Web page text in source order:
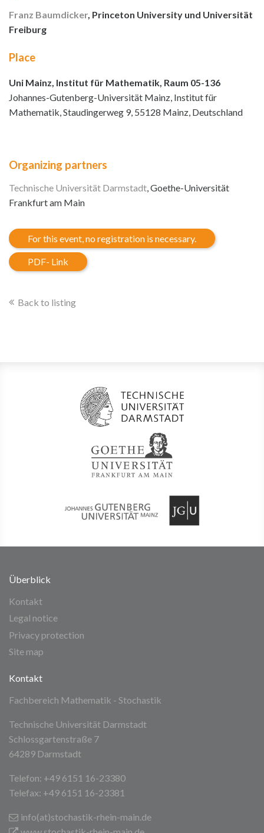
Franz Baumdicker, Princeton University und Universität
Freiburg
Place
Uni Mainz, Institut für Mathematik, Raum 05-136
Johannes-Gutenberg-Universität Mainz, Institut für
Mathematik, Staudingerweg 9, 55128 Mainz, Deutschland
Organizing partners
Technische Universität Darmstadt, Goethe-Universität
Frankfurt am Main
For this event, no registration is necessary.
PDF- Link
Back to listing
Überblick
Kontakt
Legal notice
Privacy protection
Site map
Kontakt
Fachbereich Mathematik - Stochastik
Technische Universität Darmstadt
Schlossgartenstraße 7
64289 Darmstadt
Telefon: +49 6151 16-23380
Telefax: +49 6151 16-23381
info(at)stochastik-rhein-main .de